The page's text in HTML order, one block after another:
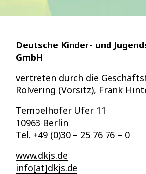
Deutsche Kinder- und
GmbH
vertreten durch die
Rolvering (Vorsitz), Frank
Tempelhofer Ufer 11
10963 Berlin
Tel. +49 (0)30 – 25 76 76 – 0
www.dkjs.de
info[at]dkjs.de